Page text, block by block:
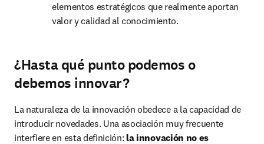
elementos estratégicos que realmente aportan
valor y calidad al conocimiento.
¿Hasta qué punto podemos o
debemos innovar?
La naturaleza de la innovación obedece a la capacidad de
introducir novedades. Una asociación muy frecuente
interfiere en esta definición: la innovación no es